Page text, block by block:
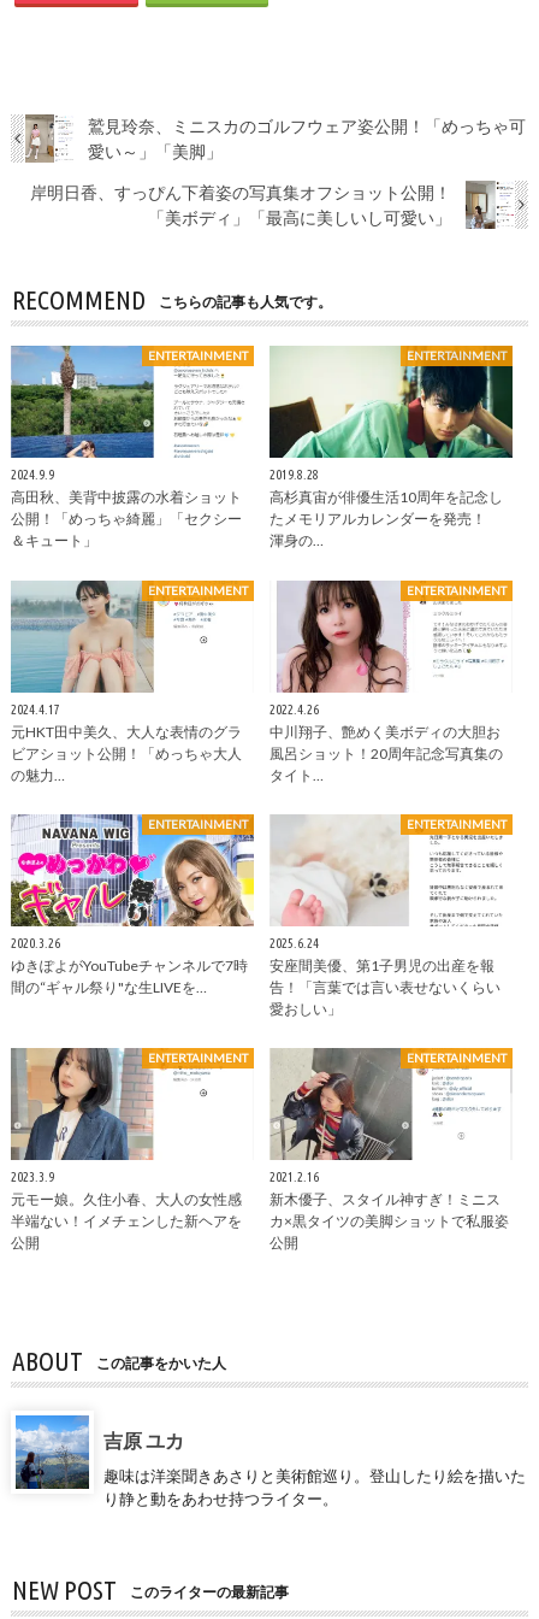
鷲見玲奈、ミニスカのゴルフウェア姿公開！「めっちゃ可
愛い～」「美脚」
岸明日香、すっぴん下着姿の写真集オフショット公開！
「美ボディ」「最高に美しいし可愛い」
RECOMMEND こちらの記事も人気です。
ENTERTAINMENT
2024.9.9
高田秋、美背中披露の水着ショット
公開！「めっちゃ綺麗」「セクシー
＆キュート」
ENTERTAINMENT
2019.8.28
高杉真宙が俳優生活10周年を記念し
たメモリアルカレンダーを発売！
渾身の…
ENTERTAINMENT
2024.4.17
元HKT田中美久、大人な表情のグラ
ビアショット公開！「めっちゃ大人
の魅力…
ENTERTAINMENT
2022.4.26
中川翔子、艶めく美ボディの大胆お
風呂ショット！20周年記念写真集の
タイト…
ENTERTAINMENT
2020.3.26
ゆきぽよがYouTubeチャンネルで7時
間の“ギャル祭り"な生LIVEを…
ENTERTAINMENT
2025.6.24
安座間美優、第1子男児の出産を報
告！「言葉では言い表せないくらい
愛おしい」
ENTERTAINMENT
2023.3.9
元モー娘。久住小春、大人の女性感
半端ない！イメチェンした新ヘアを
公開
ENTERTAINMENT
2021.2.16
新木優子、スタイル神すぎ！ミニス
カ×黒タイツの美脚ショットで私服姿
公開
ABOUT この記事をかいた人
吉原 ユカ
趣味は洋楽聞きあさりと美術館巡り。登山したり絵を描いた
り静と動をあわせ持つライター。
NEW POST このライターの最新記事